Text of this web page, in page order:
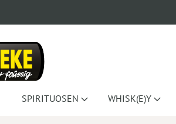
SPIRITUOSEN WHISK(E)Y